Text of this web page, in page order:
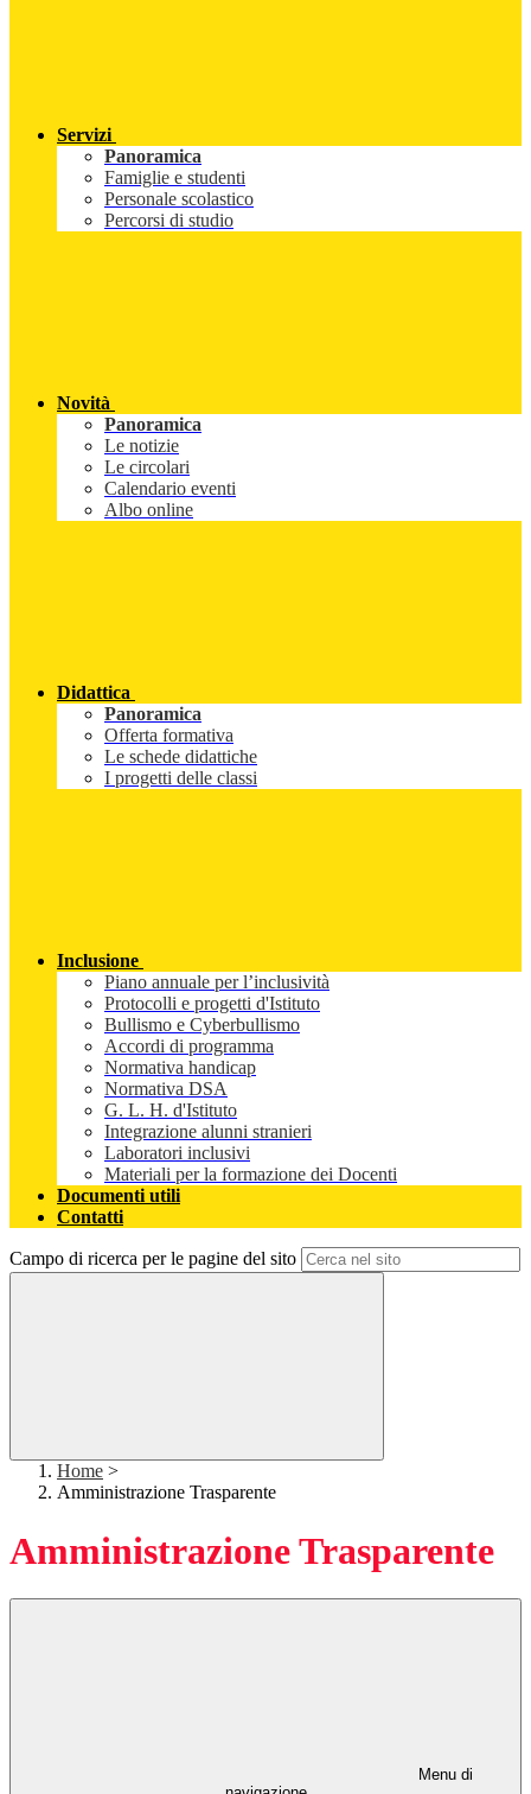
Servizi
Panoramica
Famiglie e studenti
Personale scolastico
Percorsi di studio
Novità
Panoramica
Le notizie
Le circolari
Calendario eventi
Albo online
Didattica
Panoramica
Offerta formativa
Le schede didattiche
I progetti delle classi
Inclusione
Piano annuale per l’inclusività
Protocolli e progetti d'Istituto
Bullismo e Cyberbullismo
Accordi di programma
Normativa handicap
Normativa DSA
G. L. H. d'Istituto
Integrazione alunni stranieri
Laboratori inclusivi
Materiali per la formazione dei Docenti
Documenti utili
Contatti
Campo di ricerca per le pagine del sito
Home >
Amministrazione Trasparente
Amministrazione Trasparente
Menu di